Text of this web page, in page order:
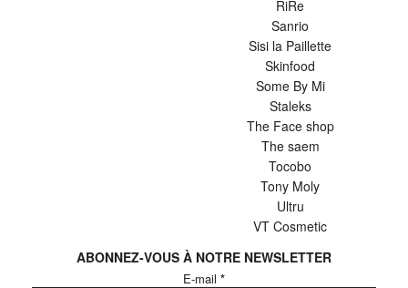
RiRe
Sanrio
Sisi la Paillette
Skinfood
Some By Mi
Staleks
The Face shop
The saem
Tocobo
Tony Moly
Ultru
VT Cosmetic
ABONNEZ-VOUS À NOTRE NEWSLETTER
E-mail *